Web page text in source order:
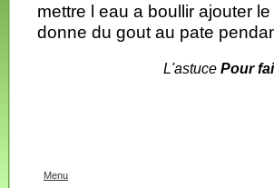
mettre l eau a boullir ajouter
donne du gout au pate
L'astuce Pour
Menu